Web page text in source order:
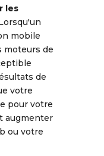
les
mobile
moteurs de
de
votre
pour votre
augmenter
ou votre